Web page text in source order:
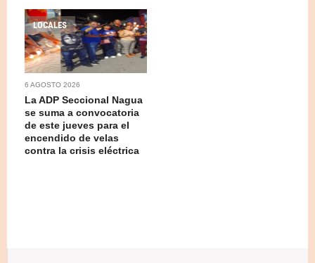
LOCALES
6 AGOSTO 2026
La ADP Seccional Nagua
se suma a convocatoria
de este jueves para el
encendido de velas
contra la crisis eléctrica